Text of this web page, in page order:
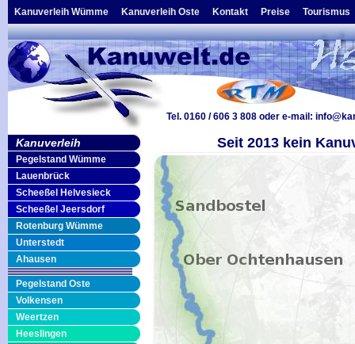
Kanuverleih Wümme Kanuverleih Oste Kontakt Preise Tourismus
Tel. 0160 / 606 3 808 oder e-mail:
Kanuverleih
Pegelstand Wümme
Lauenbrück
Scheeßel Helvesieck
Scheeßel Jeersdorf
Rotenburg Wümme
Unterstedt
Ahausen
Pegelstand Oste
Volkensen
Weertzen
Heeslingen
Seit 2013 kein